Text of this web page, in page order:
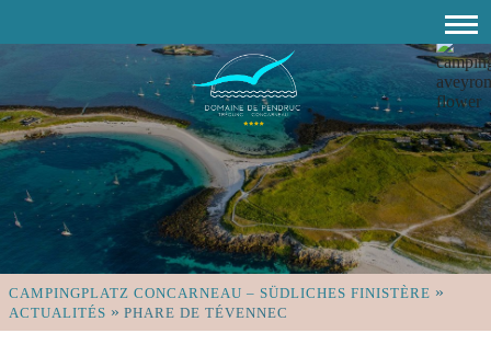
CAMPINGPLATZ CONCARNEAU – SÜDLICHES FINISTÈRE »
ACTUALITÉS » PHARE DE TÉVENNEC